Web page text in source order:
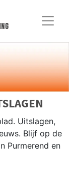
Uitslagen,
Blijf op de
Purmerend en